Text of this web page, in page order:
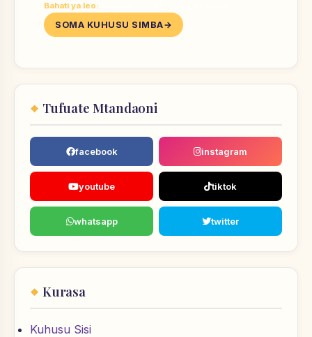
Bahati ya leo:
SOMA KUHUSU SIMBA
Tufuate Mtandaoni
facebook instagram
youtube tiktok
whatsapp twitter
Kurasa
Kuhusu Sisi